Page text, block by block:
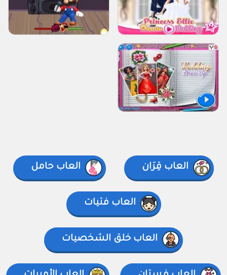
العاب قِرَان العاب حامل
العاب فتيات
العاب خلق الشخصيات